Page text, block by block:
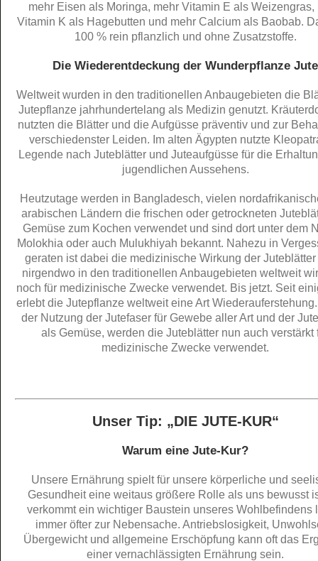
mehr Eisen als Moringa, mehr Vitamin E als Weizengras,
Vitamin K als Hagebutten und mehr Calcium als Baobab.
100 % rein pflanzlich und ohne Zusatzstoffe.
Die Wiederentdeckung der Wunderpflanze Jute
Weltweit wurden in den traditionellen Anbaugebieten die
Jutepflanze jahrhundertelang als Medizin genutzt.
nutzten die Blätter und die Aufgüsse präventiv und zur
verschiedenster Leiden. Im alten Ägypten nutzte
Legende nach Juteblätter und Juteaufgüsse für die
jugendlichen Aussehens.
Heutzutage werden in Bangladesch, vielen
arabischen Ländern die frischen oder getrockneten
Gemüse zum Kochen verwendet und sind dort unter dem
Molokhia oder auch Mulukhiyah bekannt. Nahezu in
geraten ist dabei die medizinische Wirkung der Juteblätter
nirgendwo in den traditionellen Anbaugebieten weltweit
noch für medizinische Zwecke verwendet. Bis jetzt. Seit
erlebt die Jutepflanze weltweit eine Art
der Nutzung der Jutefaser für Gewebe aller Art und der
als Gemüse, werden die Juteblätter nun auch verstärkt
medizinische Zwecke verwendet.
Unser Tip: „DIE JUTE-KUR“
Warum eine Jute-Kur?
Unsere Ernährung spielt für unsere körperliche und
Gesundheit eine weitaus größere Rolle als uns bewusst
verkommt ein wichtiger Baustein unseres Wohlbefindens
immer öfter zur Nebensache. Antriebslosigkeit,
Übergewicht und allgemeine Erschöpfung kann oft das
einer vernachlässigten Ernährung sein.